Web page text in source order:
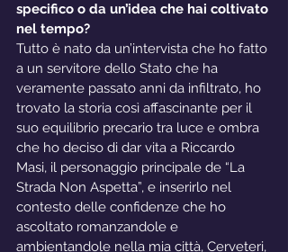
specifico o da un’idea che hai coltivato
nel tempo?
Tutto è nato da un’intervista che ho fatto
a un servitore dello Stato che ha
veramente passato anni da infiltrato, ho
trovato la storia così affascinante per il
suo equilibrio precario tra luce e ombra
che ho deciso di dar vita a Riccardo
Masi, il personaggio principale de “La
Strada Non Aspetta”, e inserirlo nel
contesto delle confidenze che ho
ascoltato romanzandole e
ambientandole nella mia città, Cerveteri,